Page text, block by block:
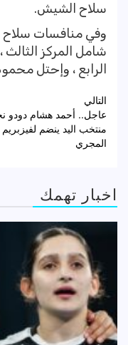
سلاح الشيش.
وفي منافسات
شامل المركز الثالث
الرابع ، وإحتل
تصفّح
المقالات
التالي
عاجل.. أحمد هشام دودو
منتخب اليد ينضم لفيزبريم
المجري
اخبار تهمك